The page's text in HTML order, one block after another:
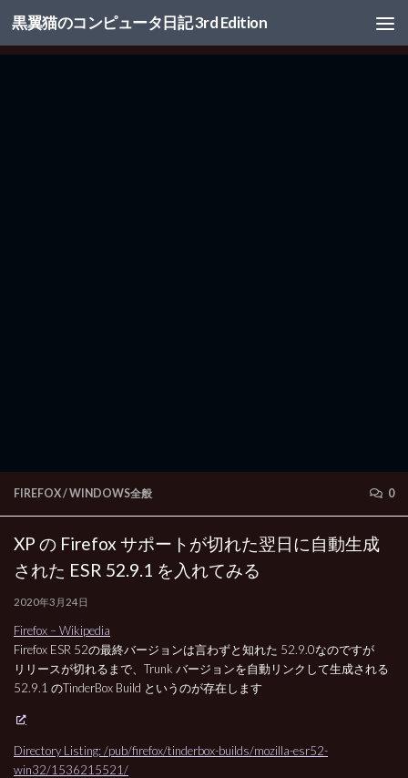
コンテンツへスキップ
黒翼猫のコンピュータ日記 3rd Edition
FIREFOX/WINDOWS全般 0
XP の Firefox サポートが切れた翌日に自動生成
された ESR 52.9.1 を入れてみる
2020年3月24日
Firefox – Wikipedia
Firefox ESR 52の最終バージョンは言わずと知れた 52.9.0なのですが
リリースが切れるまで、Trunk バージョンを自動リンクして生成される
52.9.1 のTinderBox Build というのが存在します
Directory Listing: /pub/firefox/tinderbox-builds/mozilla-esr52-
win32/1536215521/